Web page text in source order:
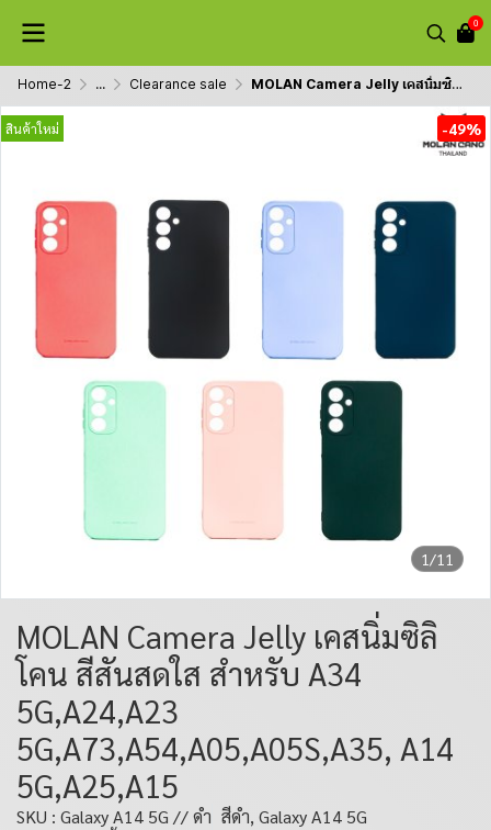
0
Home-2 ... Clearance sale MOLAN Camera Jelly เคสนิ่มซิลิโคน สีสันสดใส สำหรับ A34 5G,A24,A23 5G,A73,A54,A05,A05S,A35, A14 5G,A25,A15
1/11
สินค้าใหม่ -49%
MOLAN Camera Jelly เคสนิ่มซิลิ
โคน สีสันสดใส สำหรับ A34
5G,A24,A23
5G,A73,A54,A05,A05S,A35, A14
5G,A25,A15
SKU : Galaxy A14 5G // ดำ สีดำ, Galaxy A14 5G